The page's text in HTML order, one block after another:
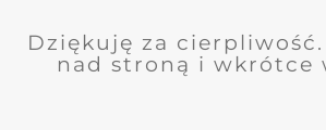
Dziękuję za
nad stroną i wkrótce